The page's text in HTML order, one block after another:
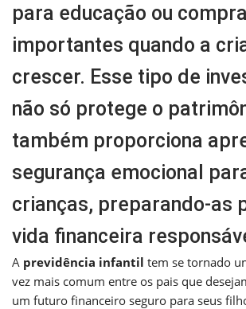
para educação ou
importantes quando a
crescer. Esse tipo de
não só protege o
também proporciona
segurança emocional
crianças, preparando-as
vida financeira
A previdência infantil tem se tornado
vez mais comum entre os pais que
um futuro financeiro seguro para seus